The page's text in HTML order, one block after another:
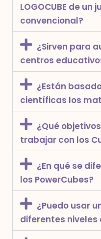
LOGOCUBE de
convencional?
¿Sirven para
centros
¿Están
científicas los
¿Qué
trabajar con los
¿En qué se
los PowerCubes?
¿Puedo usar
diferentes niveles